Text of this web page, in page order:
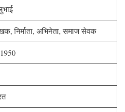
निर्माता, अभिनेता, समाज सेवक